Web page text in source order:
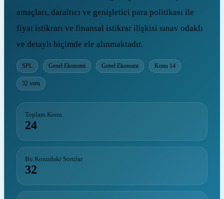
amaçları, daraltıcı ve genişletici para politikası ile
fiyat istikrarı ve finansal istikrar ilişkisi sınav odaklı
ve detaylı biçimde ele alınmaktadır.
SPL Genel Ekonomi Genel Ekonomi Konu 14
32 soru
Toplam Konu
24
Bu Konudaki Sorular
32